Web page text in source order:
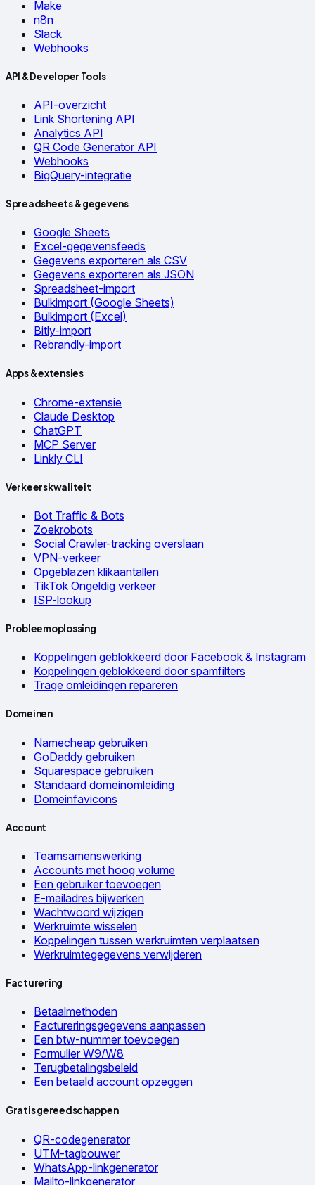
Make
n8n
Slack
Webhooks
API & Developer Tools
API-overzicht
Link Shortening API
Analytics API
QR Code Generator API
Webhooks
BigQuery-integratie
Spreadsheets & gegevens
Google Sheets
Excel-gegevensfeeds
Gegevens exporteren als CSV
Gegevens exporteren als JSON
Spreadsheet-import
Bulkimport (Google Sheets)
Bulkimport (Excel)
Bitly-import
Rebrandly-import
Apps & extensies
Chrome-extensie
Claude Desktop
ChatGPT
MCP Server
Linkly CLI
Verkeerskwaliteit
Bot Traffic & Bots
Zoekrobots
Social Crawler-tracking overslaan
VPN-verkeer
Opgeblazen klikaantallen
TikTok Ongeldig verkeer
ISP-lookup
Probleemoplossing
Koppelingen geblokkeerd door Facebook & Instagram
Koppelingen geblokkeerd door spamfilters
Trage omleidingen repareren
Domeinen
Namecheap gebruiken
GoDaddy gebruiken
Squarespace gebruiken
Standaard domeinomleiding
Domeinfavicons
Account
Teamsamenswerking
Accounts met hoog volume
Een gebruiker toevoegen
E-mailadres bijwerken
Wachtwoord wijzigen
Werkruimte wisselen
Koppelingen tussen werkruimten verplaatsen
Werkruimtegegevens verwijderen
Facturering
Betaalmethoden
Factureringsgegevens aanpassen
Een btw-nummer toevoegen
Formulier W9/W8
Terugbetalingsbeleid
Een betaald account opzeggen
Gratis gereedschappen
QR-codegenerator
UTM-tagbouwer
WhatsApp-linkgenerator
Mailto-linkgenerator